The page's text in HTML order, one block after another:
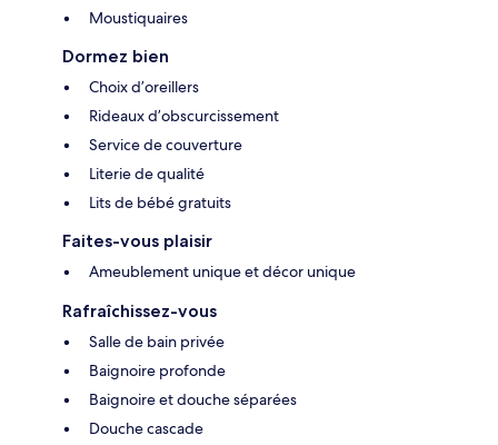
Moustiquaires
Dormez bien
Choix d’oreillers
Rideaux d’obscurcissement
Service de couverture
Literie de qualité
Lits de bébé gratuits
Faites-vous plaisir
Ameublement unique et décor unique
Rafraîchissez-vous
Salle de bain privée
Baignoire profonde
Baignoire et douche séparées
Douche cascade